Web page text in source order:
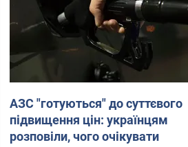
АЗС "готуються" до суттєвого
підвищення цін: українцям
розповіли, чого очікувати